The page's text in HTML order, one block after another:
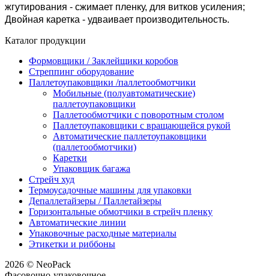
жгутирования - сжимает пленку, для витков усиления;
Двойная каретка - удваивает производительность.
Каталог продукции
Формовщики / Заклейщики коробов
Стреппинг оборудование
Паллетоупаковщики /паллетообмотчики
Мобильные (полуавтоматические)
паллетоупаковщики
Паллетообмотчики с поворотным столом
Паллетоупаковщики с вращающейся рукой
Автоматические паллетоупаковщики
(паллетообмотчики)
Каретки
Упаковщик багажа
Стрейч худ
Термоусадочные машины для упаковки
Депаллетайзеры / Паллетайзеры
Горизонтальные обмотчики в стрейч пленку
Автоматические линии
Упаковочные расходные материалы
Этикетки и риббоны
2026 © NeoPack